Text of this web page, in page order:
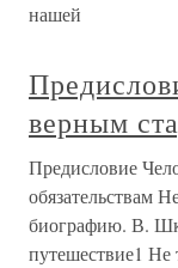
нашей
верным
Предисловие
обязательствам
биографию. В.
путешествие1 Не